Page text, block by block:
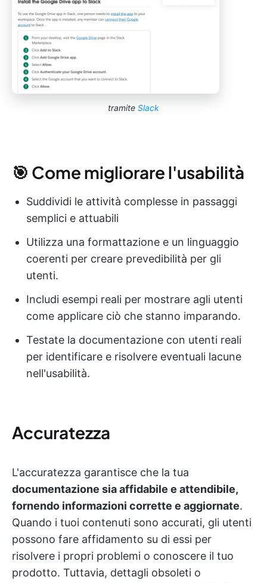
tramite Slack
🎯 Come migliorare l'usabilità
Suddividi le attività complesse in passaggi
semplici e attuabili
Utilizza una formattazione e un linguaggio
coerenti per creare prevedibilità per gli
utenti.
Includi esempi reali per mostrare agli utenti
come applicare ciò che stanno imparando.
Testate la documentazione con utenti reali
per identificare e risolvere eventuali lacune
nell'usabilità.
Accuratezza
L'accuratezza garantisce che la tua
documentazione sia affidabile e attendibile,
fornendo informazioni corrette e aggiornate.
Quando i tuoi contenuti sono accurati, gli utenti
possono fare affidamento su di essi per
risolvere i propri problemi o conoscere il tuo
prodotto. Tuttavia, dettagli obsoleti o